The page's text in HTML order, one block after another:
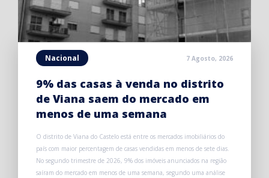
Nacional 7 Agosto, 2026
9% das casas à venda no distrito
de Viana saem do mercado em
menos de uma semana
O distrito de Viana do Castelo está entre os mercados imobiliários do
país com maior percentagem de casas vendidas em menos de sete dias.
No segundo trimestre de 2026, 9% dos imóveis anunciados na região
saíram do mercado em menos de uma semana, segundo uma análise